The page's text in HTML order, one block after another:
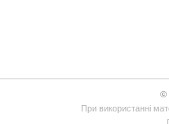
©
При використанні